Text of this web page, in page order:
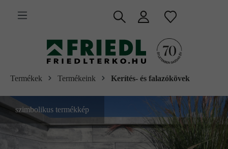
tartalomra
Termékek Termékeink Kerítés- és falazókövek
szimbolikus termékkép